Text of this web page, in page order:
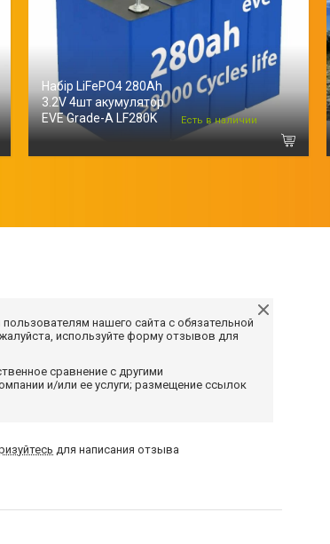
Набір LiFePO4 280Ah
3.2V 4шт акумулятор
EVE Grade-A LF280K
Есть в наличии
нашего сайта с обязательной
используйте форму отзывов для
сравнение с другими
и/или ее услуги; размещение ссылок
для написания отзыва